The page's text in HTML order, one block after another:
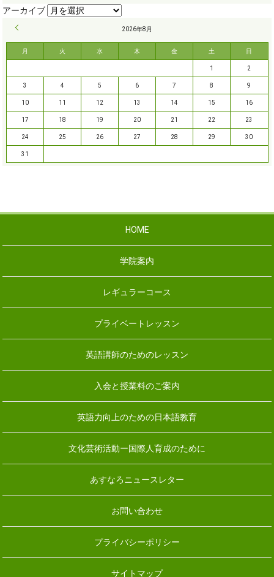
2026年8月
月 火 水 木 金 土 日
1 2
3 4 5 6 7 8 9
10 11 12 13 14 15 16
17 18 19 20 21 22 23
24 25 26 27 28 29 30
31
HOME
学院案内
レギュラーコース
プライベートレッスン
英語講師のためのレッスン
入会と授業料のご案内
英語力向上のための日本語教育
文化芸術活動ー国際人育成のために
あすなろニュースレター
お問い合わせ
プライバシーポリシー
サイトマップ